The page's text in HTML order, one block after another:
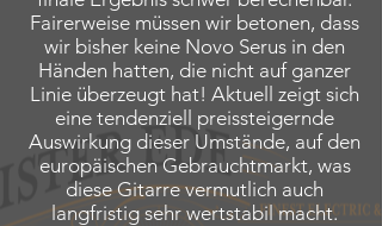
Fairerweise müssen wir betonen, dass
wir bisher keine Novo Serus in den
Händen hatten, die nicht auf ganzer
Linie überzeugt hat! Aktuell zeigt sich
eine tendenziell preissteigernde
Auswirkung dieser Umstände, auf den
europäischen Gebrauchtmarkt, was
diese Gitarre vermutlich auch
langfristig sehr wertstabil macht.